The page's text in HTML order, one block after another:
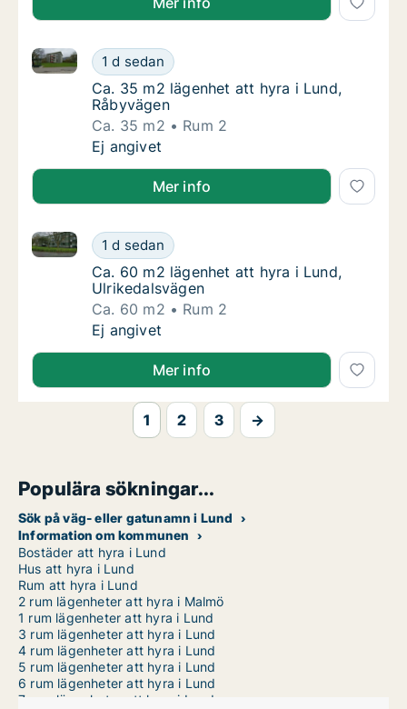
Ca. 35 m2 lägenhet att hyra i Lund,
1 d sedan
Ca. 35 m2 lägenhet att hyra i Lund, Råbyvägen
Ca. 35 m2 lägenhet att hyra i Lund,
Ca. 35 m2 lägenhet att hyra i Lund,
Råbyvägen
Ca. 35 m2
Rum 2
Ca. 35 m2 lägenhet att hyra i Lund,
Ej angivet
Mer info
Ca. 60 m2 lägenhet att hyra i Lund,
1 d sedan
Ca. 60 m2 lägenhet att hyra i Lund, Ulrikedalsvägen
Ca. 60 m2 lägenhet att hyra i Lund,
Ca. 60 m2 lägenhet att hyra i Lund,
Ulrikedalsvägen
Ca. 60 m2
Rum 2
Ca. 60 m2 lägenhet att hyra i Lund,
Ej angivet
Mer info
1 2 3 →
Populära sökningar...
Sök på väg- eller gatunamn i Lund
Information om kommunen
Bostäder att hyra i Lund
Hus att hyra i Lund
Rum att hyra i Lund
2 rum lägenheter att hyra i Malmö
1 rum lägenheter att hyra i Lund
3 rum lägenheter att hyra i Lund
4 rum lägenheter att hyra i Lund
5 rum lägenheter att hyra i Lund
6 rum lägenheter att hyra i Lund
7 rum lägenheter att hyra i Lund